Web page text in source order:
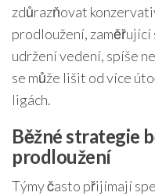
zdůrazňovat
prodloužení,
udržení vedení, spíše
se může lišit od více
ligách.
Běžné strategie
prodloužení
Týmy často přijímají